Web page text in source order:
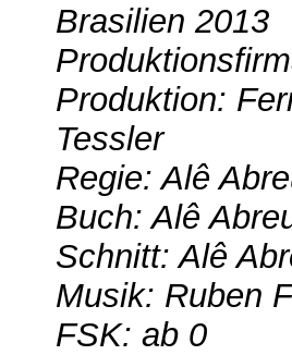
Brasilien 2013
Produktion:
Tessler
Regie: Alê
Buch: Alê
Schnitt: Alê
Musik: Ruben
FSK: ab 0